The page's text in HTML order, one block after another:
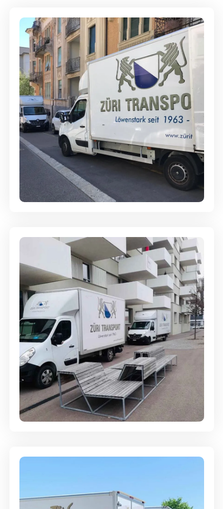
Full-Service - Für Privatumzüge
Umzugsreinigung - mit
Abgabegarantie